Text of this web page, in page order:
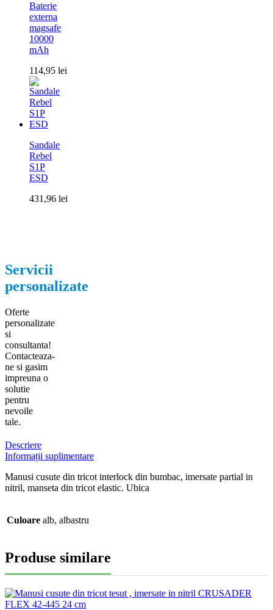
Baterie
externa
magsafe
10000
mAh
114,95 lei
Sandale
Rebel
S1P
ESD
431,96 lei
Servicii
personalizate
Oferte
personalizate
si
consultanta!
Contacteaza-
ne si gasim
impreuna o
solutie
pentru
nevoile
tale.
Descriere
Informații suplimentare
Manusi cusute din tricot interlock din bumbac, imersate partial in
nitril, manseta din tricot elastic. Ubica
Culoare alb, albastru
Produse similare